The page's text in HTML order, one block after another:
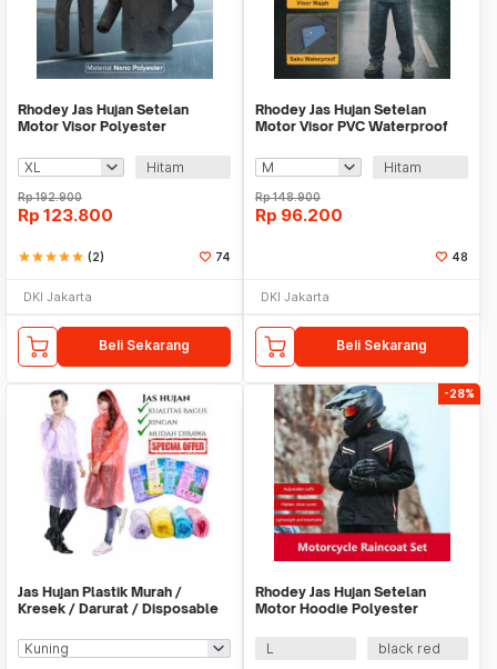
Rhodey Jas Hujan Setelan
Motor Visor Polyester
Hitam
Rp192.900
Rp 123.800
starstarstarstarstar (2) 74
DKI Jakarta
Beli Sekarang
Rhodey Jas Hujan Setelan
Motor Visor PVC Waterproof
Hitam
Rp148.900
Rp 96.200
48
DKI Jakarta
Beli Sekarang
Jas Hujan Plastik Murah /
Kresek / Darurat / Disposable
-28%
Rhodey Jas Hujan Setelan
Motor Hoodie Polyester
L
black red